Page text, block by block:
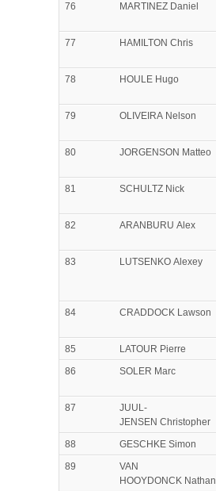
76 MARTINEZ Daniel
77 HAMILTON Chris
78 HOULE Hugo
79 OLIVEIRA Nelson
80 JORGENSON Matteo
81 SCHULTZ Nick
82 ARANBURU Alex
83 LUTSENKO Alexey
84 CRADDOCK Lawson
85 LATOUR Pierre
86
SOLER Marc
87
JUUL-
JENSEN Christopher
88 GESCHKE Simon
89
VAN
HOOYDONCK Nathan